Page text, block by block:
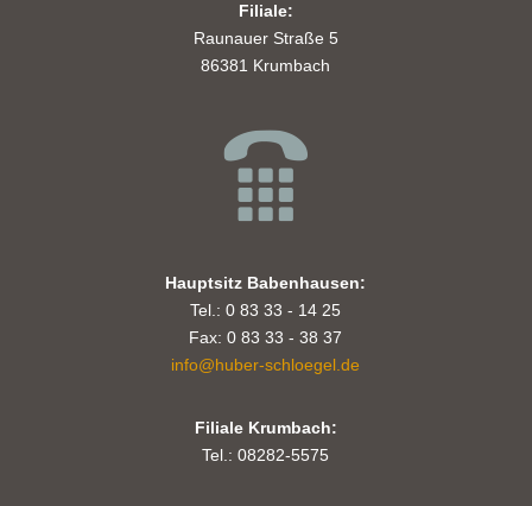
Filiale:
Raunauer Straße 5
86381 Krumbach
Hauptsitz Babenhausen:
Tel.: 0 83 33 - 14 25
Fax: 0 83 33 - 38 37
info@huber-schloegel.de
Filiale Krumbach:
Tel.: 08282-5575